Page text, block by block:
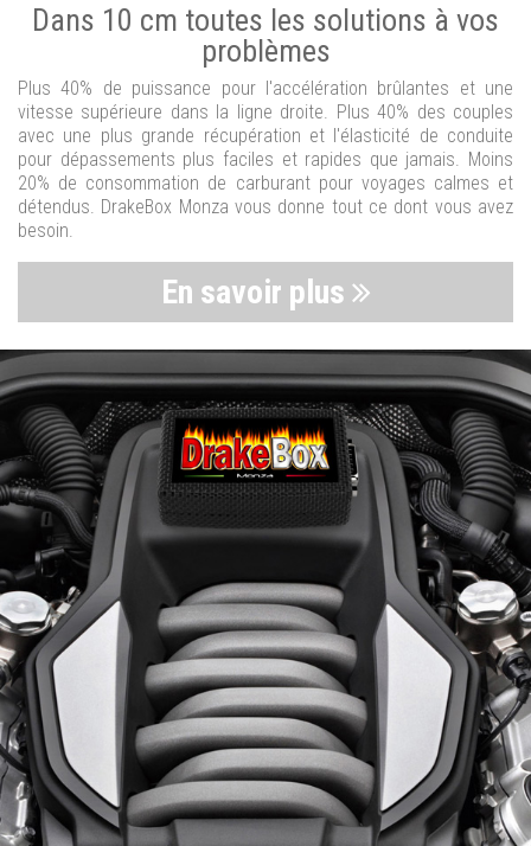
Dans 10 cm toutes les solutions à vos
problèmes
Plus 40% de puissance pour l'accélération brûlantes et une
vitesse supérieure dans la ligne droite. Plus 40% des couples
avec une plus grande récupération et l'élasticité de conduite
pour dépassements plus faciles et rapides que jamais. Moins
20% de consommation de carburant pour voyages calmes et
détendus. DrakeBox Monza vous donne tout ce dont vous avez
besoin.
En savoir plus